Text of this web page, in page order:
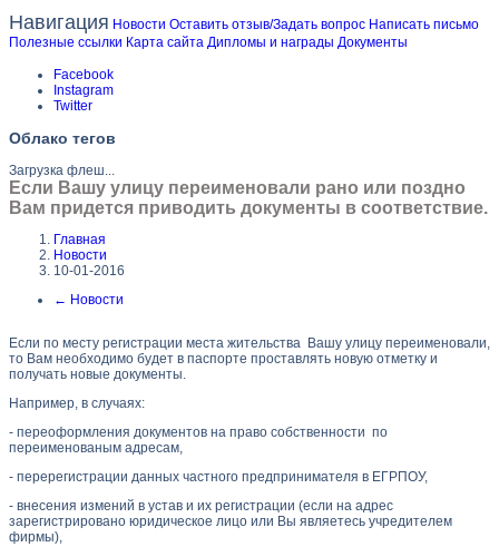
Навигация Новости Оставить отзыв/Задать вопрос Написать письмо
Полезные ссылки Карта сайта Дипломы и награды Документы
Facebook
Instagram
Twitter
Облако тегов
Загрузка флеш...
Если Вашу улицу переименовали рано или поздно
Вам придется приводить документы в соответствие.
Главная
Новости
10-01-2016
← Новости
Если по месту регистрации места жительства Вашу улицу переименовали,
то Вам необходимо будет в паспорте проставлять новую отметку и
получать новые документы.
Например, в случаях:
- переоформления документов на право собственности по
переименованым адресам,
- перерегистрации данных частного предпринимателя в ЕГРПОУ,
- внесения измений в устав и их регистрации (если на адрес
зарегистрировано юридическое лицо или Вы являетесь учредителем
фирмы),